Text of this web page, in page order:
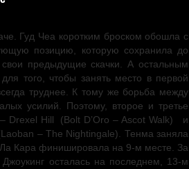
Гуд Чеа коротким броском обошла с
позицию, которую сохранила до
предыдущие скачки. А остальным
того, чтобы занять место в первой
труднее. К тому же борьба между
усилий. Поэтому, второе и третье
Drexel Hill (Bolt D’Oro – Ascot Walk) и
– The Nightingale). Тенма заняла
Кара финишировала на 9-м месте. За
осталась на последнем, 13-м